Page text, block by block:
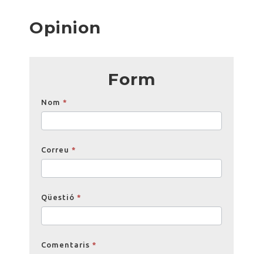
Opinion
Form
Opinions
Nom *
Correu *
Qüestió *
Comentaris *